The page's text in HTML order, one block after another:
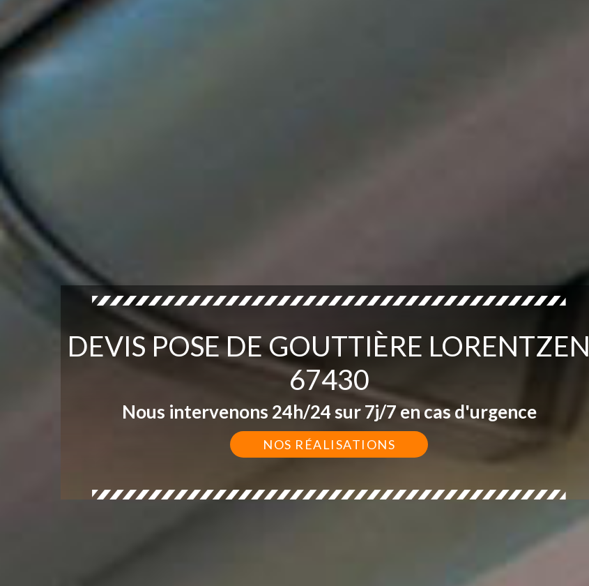
DEVIS POSE DE GOUTTIÈRE LORENTZEN
67430
Nous intervenons 24h/24 sur 7j/7 en cas d'urgence
NOS RÉALISATIONS